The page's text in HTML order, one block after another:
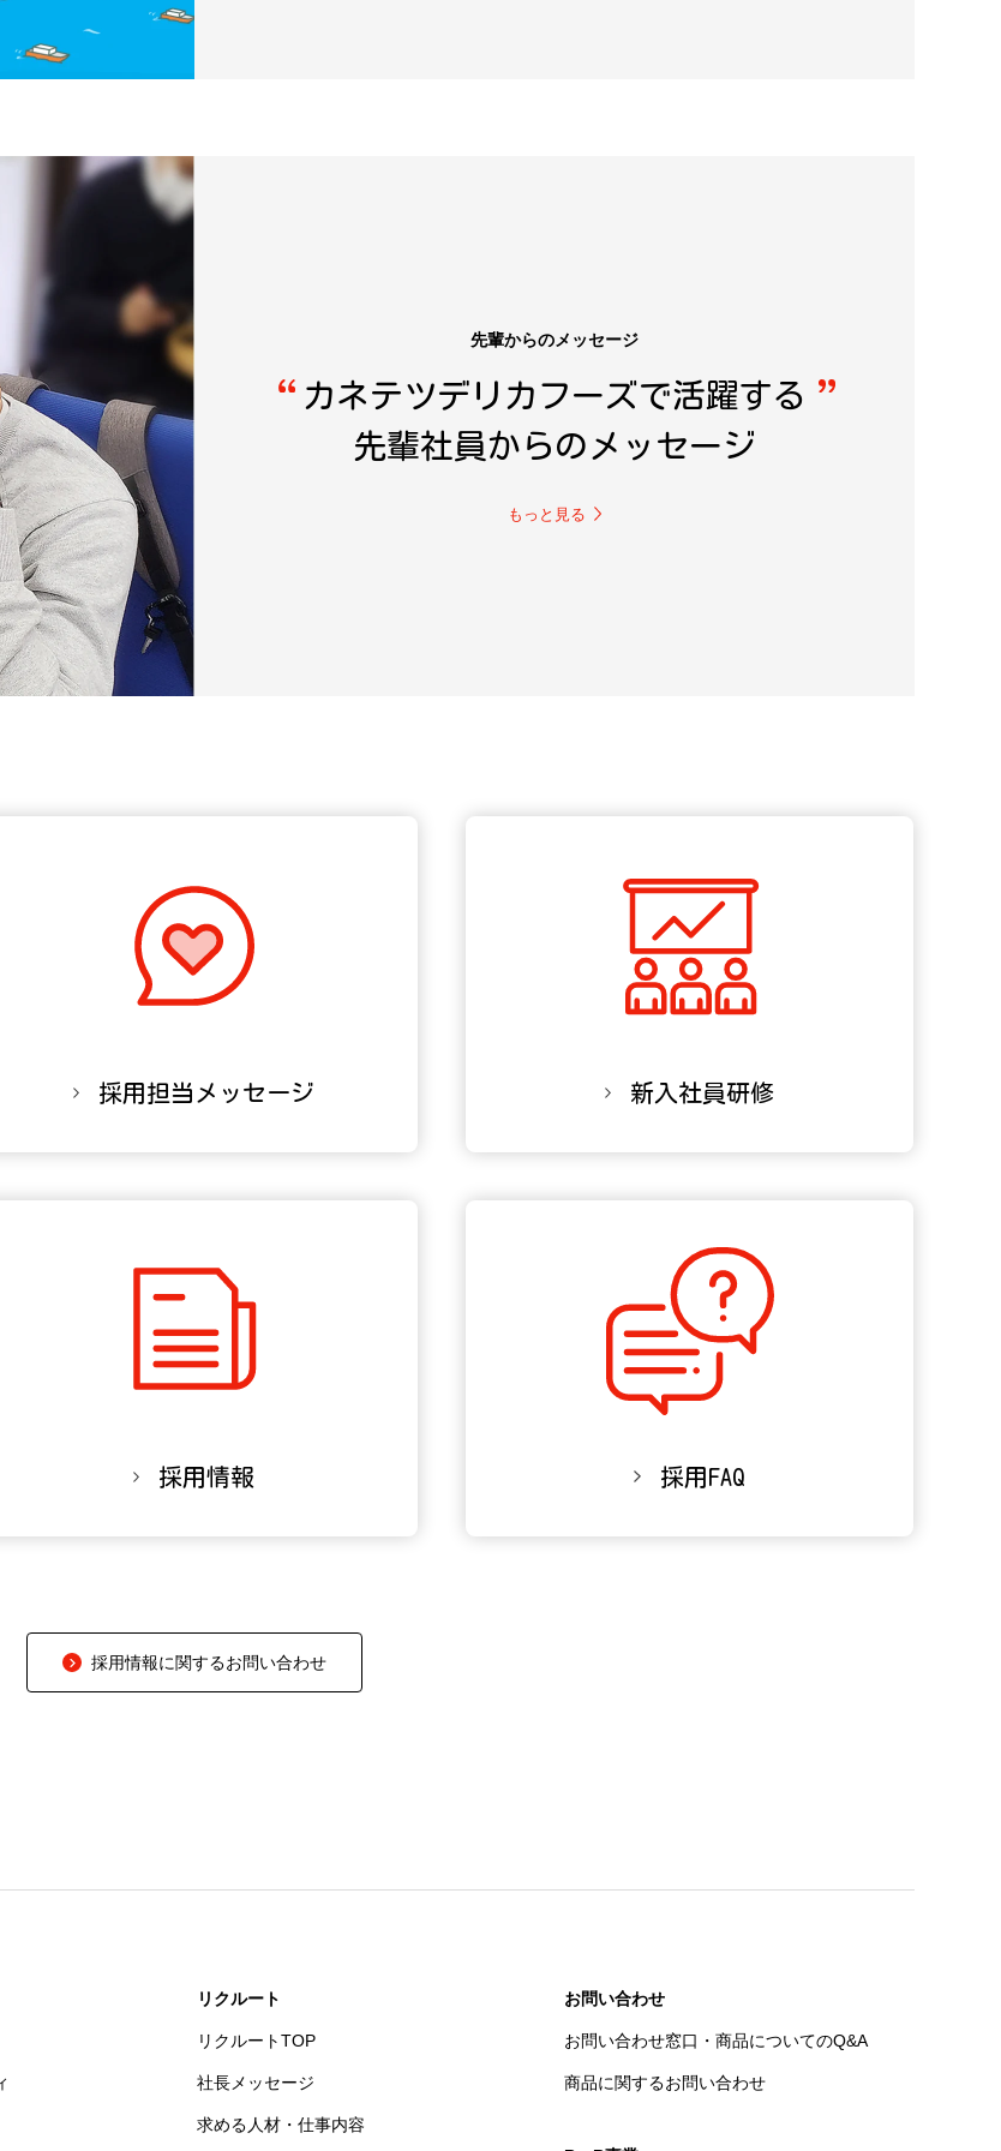
先輩からのメッセージ
カネテツデリカフーズで活躍する
先輩社員からの メッセージ
もっと見る
採用担当 メッセージ 新入社員研修
採用情報 採用FAQ
採用情報に関するお問い合わせ
リクルート
リクルートTOP
社長メッセージ
求める人材・仕事内容
お問い合わせ
お問い合わせ窓口・商品についてのQ&A
商品に関するお問い合わせ